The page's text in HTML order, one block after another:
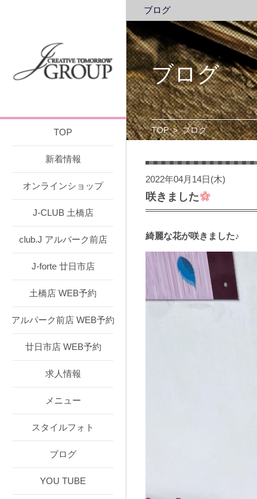
TOP
新着情報
オンラインショップ
J-CLUB 土橋店
club.J アルパーク前店
J-forte 廿日市店
土橋店 WEB予約
アルパーク前店 WEB予約
廿日市店 WEB予約
求人情報
メニュー
スタイルフォト
ブログ
YOU TUBE
ブログ
ブログ
TOP>ブログ
2022年04月14日(木)
咲きました
綺麗な花が咲きました♪